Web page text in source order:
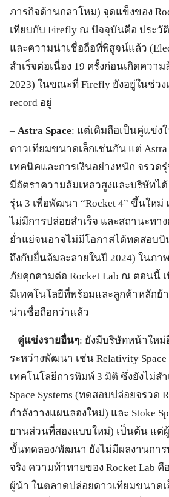
ภารกิจด้านกลาโหม) จุดแข็งของ
เทียบกับ Firefly ณ ปัจจุบันคือ ประวั
และความน่าเชื่อถือที่พิสูจน์แล้ว
สำเร็จต่อเนื่อง 19 ครั้งก่อนเกิดควา
2023) ในขณะที่ Firefly ยังอยู่ในช่วง
record อยู่
– Astra Space: แต่เดิมถือเป็นคู่แข่ง
ดาวเทียมขนาดเล็กเช่นกัน แต่
เทคนิคและการเงินอย่างหนัก จรวด
มีอัตราความล้มเหลวสูงและบริษัทไ
รุ่น 3 เพื่อพัฒนา “Rocket 4” ขึ้นให
ไม่มีการปล่อยสำเร็จ และสถานะทาง
ย่ำแย่จนอาจไม่มีโอกาสได้ทดสอบบิ
ถึงกับยื่นล้มละลายในปี 2024) ในภา
ภัยคุกคามต่อ Rocket Lab ณ ตอนนี้ เ
มีเทคโนโลยีที่พร้อมและลูกค้าหลักย้
น่าเชื่อถือกว่าแล้ว
– คู่แข่งรายอื่นๆ: ยังมีบริษัทหน้าใหม่
ระหว่างพัฒนา เช่น Relativity
เทคโนโลยีการพิมพ์ 3 มิติ ซึ่งยังไม่ส
Space Systems (ทดสอบปล่อยจรวด
กำลังวางแผนลองใหม่) และ Stoke
ยานส่วนที่สองแบบใหม่) เป็นต้น แต่
ขั้นทดลอง/พัฒนา ยังไม่มีผลงานการ
จริง ความท้าทายของ Rocket Lab
ผู้นำ ในตลาดปล่อยดาวเทียมขนาดเ